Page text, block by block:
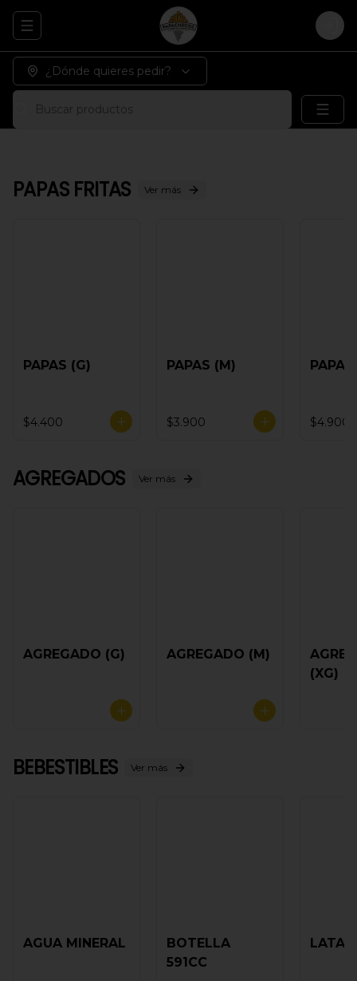
Abrir menu de navegación
¿Dónde quieres pedir?
Buscar productos
PAPAS FRITAS Ver más
PAPAS (G)
$4.400
PAPAS (M)
$3.900 $4.900
AGREGADOS Ver más
AGREGADO (G) AGREGADO (M)
(XG)
BEBESTIBLES Ver más
AGUA MINERAL
BOTELLA
591CC
LATA